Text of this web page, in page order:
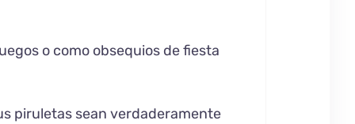
o como obsequios de fiesta
piruletas sean verdaderamente